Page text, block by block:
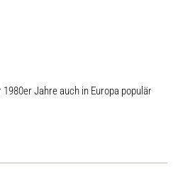
Jahre auch in Europa populär